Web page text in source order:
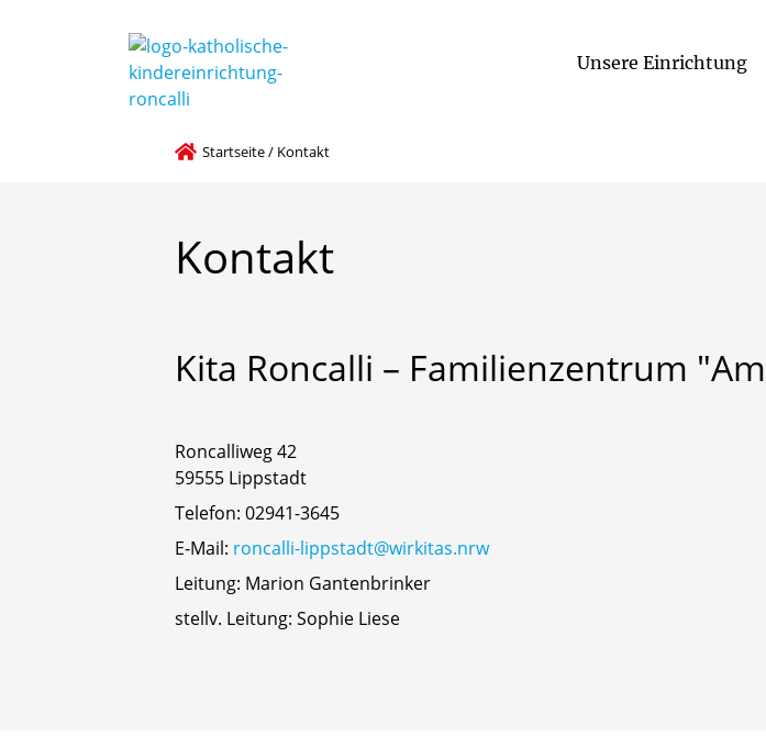
Unsere Einrichtung
Startseite/ Kontakt
Kontakt
Kita Roncalli – Familienzentrum "Am
Roncalliweg 42
59555 Lippstadt
Telefon: 02941-3645
E-Mail: roncalli-lippstadt@wirkitas.nrw
Leitung: Marion Gantenbrinker
stellv. Leitung: Sophie Liese